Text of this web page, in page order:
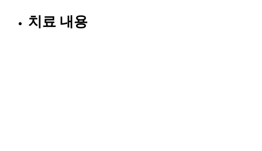
치료 내용